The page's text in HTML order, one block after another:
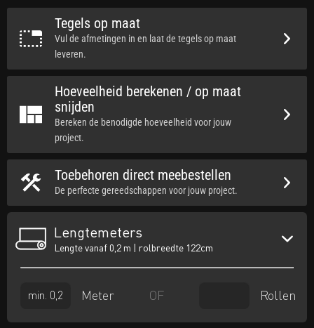
Tegels op maat
Vul de afmetingen in en laat de tegels op maat
leveren.
Hoeveelheid berekenen / op maat
snijden
Bereken de benodigde hoeveelheid voor jouw
project.
Toebehoren direct meebestellen
De perfecte gereedschappen voor jouw project.
Lengtemeters
Lengte vanaf 0,2 m | rolbreedte 122cm
Meter OF Rollen